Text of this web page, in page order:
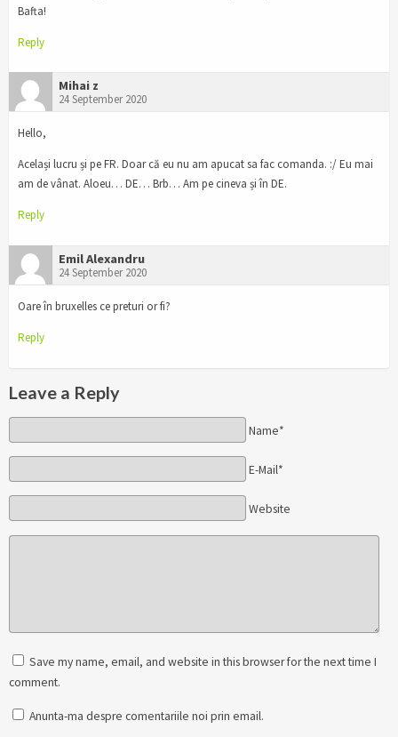
Bafta!
Reply
Mihai z
24 September 2020
Hello,
Același lucru și pe FR. Doar că eu nu am apucat sa fac comanda. :/ Eu mai
am de vânat. Aloeu… DE… Brb… Am pe cineva și în DE.
Reply
Emil Alexandru
24 September 2020
Oare în bruxelles ce preturi or fi?
Reply
Leave a Reply
Name*
E-Mail*
Website
Save my name, email, and website in this browser for the next time I
comment.
Anunta-ma despre comentariile noi prin email.